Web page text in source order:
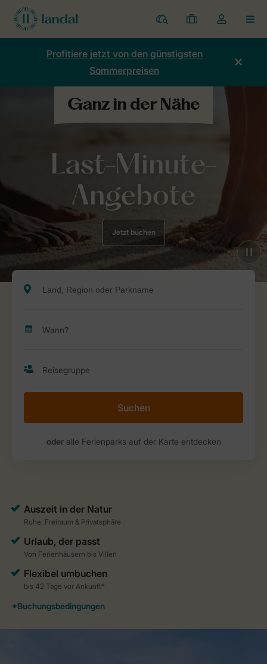
Ferienparks
Meine
Buchungen
Dropdown-
Menü
Kontos
Profitiere jetzt von den günstigsten
Sommerpreisen
Last-Minute-
Angebote
Jetzt buchen
Suchen
oderalle Ferienparks auf der Karte entdecken